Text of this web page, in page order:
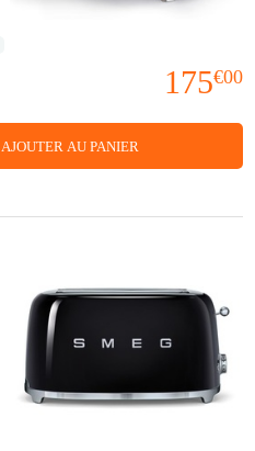
175€00
AJOUTER AU PANIER